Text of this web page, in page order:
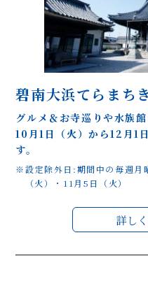
碧南大浜てらまち
グルメ＆お寺巡りや水族
10月1日（火）から12月1
す。
※設定除外日:期間中の毎週月
（火）・11月5日（火）
詳し